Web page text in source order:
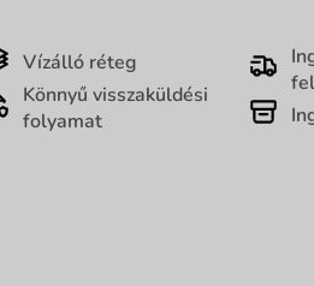
Vízálló réteg
Könnyű visszaküldési
folyamat